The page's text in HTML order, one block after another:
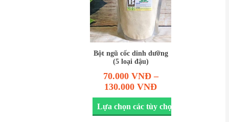
Bột ngũ cốc dinh dưỡng
(5 loại đậu)
70.000 VNĐ–
130.000 VNĐ
Lựa chọn các tùy chọn